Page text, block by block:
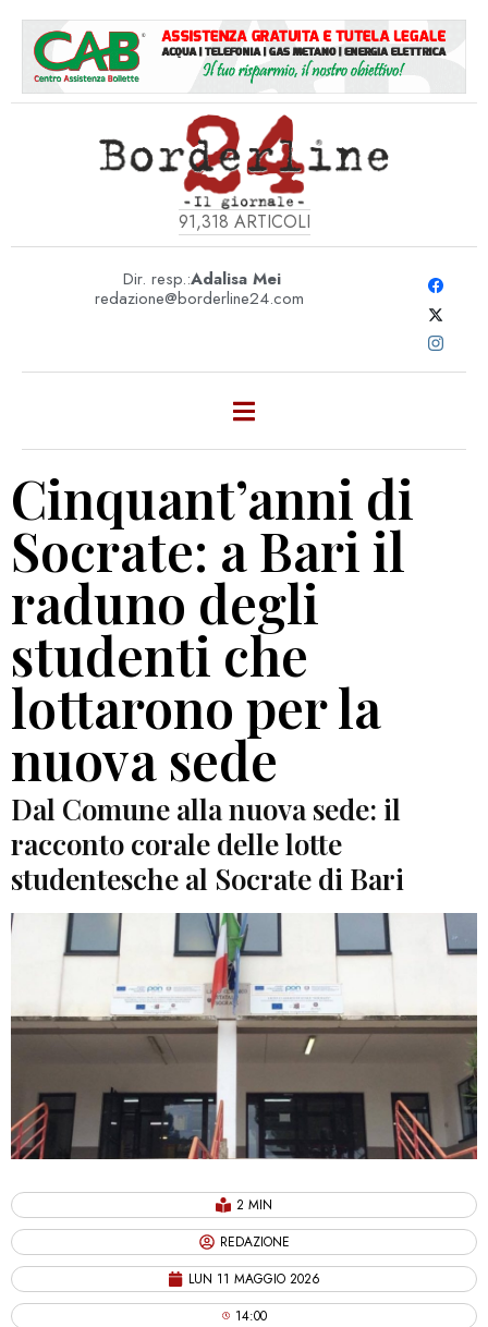
91,318 ARTICOLI
Dir. resp.:Adalisa Mei
redazione@borderline24.com
Cinquant’anni di
Socrate: a Bari il
raduno degli
studenti che
lottarono per la
nuova sede
Dal Comune alla nuova sede: il
racconto corale delle lotte
studentesche al Socrate di Bari
2 MIN
REDAZIONE
LUN 11 MAGGIO 2026
14:00